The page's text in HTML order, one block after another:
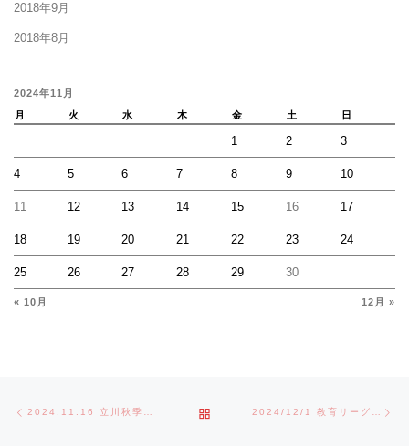
2018年9月
2018年8月
2024年11月
月
火 水 木 金 土 日
« 10月 12月 »
1 2 3
4 5 6 7 8 9 10
11 12 13 14 15 16 17
18 19 20 21 22 23 24
25 26 27 28 29 30
Post navigation
2024.11.16 立川秋季大会準決勝VSＪＮＫ BACK TO POST LIST 2024/12/1 教育リーグ結果